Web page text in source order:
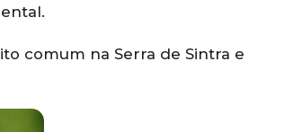
comum na Serra de Sintra e